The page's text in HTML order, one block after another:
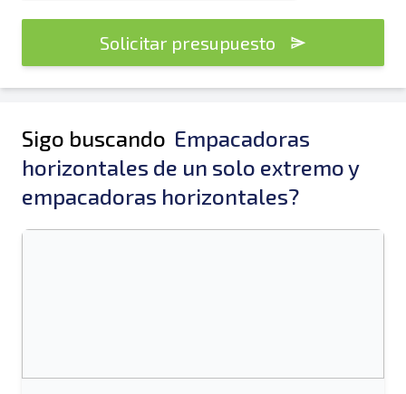
Solicitar presupuesto
Sigo buscando Empacadoras
horizontales de un solo extremo y
empacadoras horizontales?